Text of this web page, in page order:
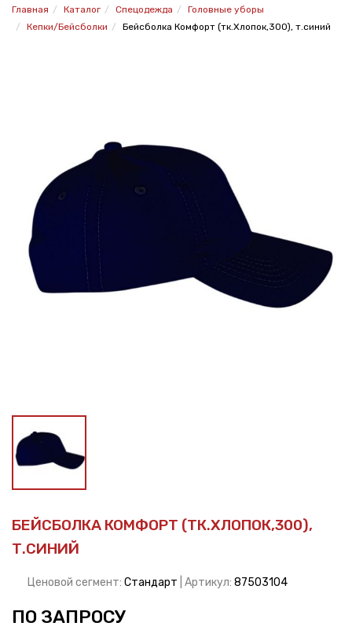
Главная Каталог Спецодежда
Головные уборы
Кепки/Бейсболки
Бейсболка Комфорт (тк.Хлопок,300), т.синий
БЕЙСБОЛКА КОМФОРТ (ТК.ХЛОПОК,300),
Т.СИНИЙ
Ценовой сегмент: Стандарт | Артикул: 87503104
ПО ЗАПРОСУ